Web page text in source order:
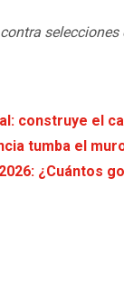
construye el
tumba el
¿Cuántos